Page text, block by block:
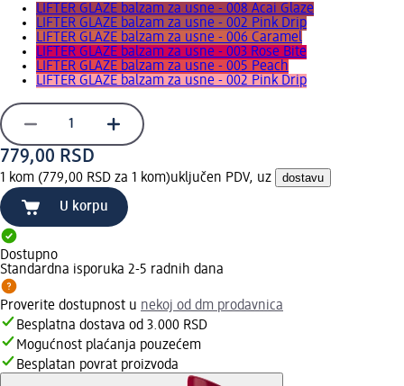
LIFTER GLAZE balzam za usne - 008 Acai Glaze
LIFTER GLAZE balzam za usne - 002 Pink Drip
LIFTER GLAZE balzam za usne - 006 Caramel
LIFTER GLAZE balzam za usne - 003 Rose Bite
LIFTER GLAZE balzam za usne - 005 Peach
LIFTER GLAZE balzam za usne - 002 Pink Drip
779,00 RSD
1 kom (779,00 RSD za 1 kom)uključen PDV, uz dostavu
U korpu
Dostupno
Standardna isporuka 2-5 radnih dana
Proverite dostupnost u nekoj od dm prodavnica
Besplatna dostava od 3.000 RSD
Mogućnost plaćanja pouzećem
Besplatan povrat proizvoda